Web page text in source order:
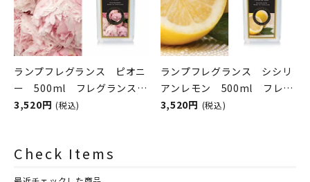
ランプフレグランス ピオニ
ー 500ml フレグランスラ
ンプ用オイル
3,520円 (税込)
ランプフレグランス シシリ
アンレモン 500ml フレグ
ランスランプ用オイル
3,520円 (税込)
Check Items